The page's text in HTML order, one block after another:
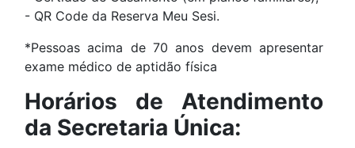
- QR Code da Reserva Meu Sesi.
*Pessoas acima de 70 anos devem apresentar
exame médico de aptidão física
Horários de Atendimento
da Secretaria Única: